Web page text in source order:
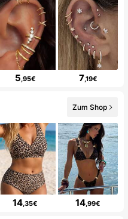
5 ,95€ 7,19€
Zum Shop
14,35€ 14,99€